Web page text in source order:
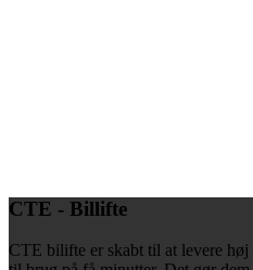
CTE - Billifte
CTE bilifte er skabt til at levere